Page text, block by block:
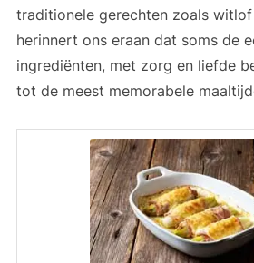
traditionele gerechten zoals witlof
herinnert ons eraan dat soms de
ingrediënten, met zorg en liefde
tot de meest memorabele